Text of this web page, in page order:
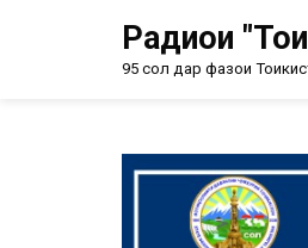
Радиои
95 сол дар фазои